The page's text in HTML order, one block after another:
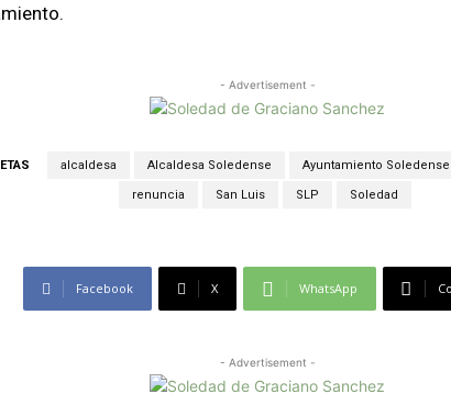
- Advertisement -
alcaldesa Alcaldesa Soledense Ayuntamiento Soledense
renuncia San Luis SLP Soledad
Facebook X WhatsApp
- Advertisement -